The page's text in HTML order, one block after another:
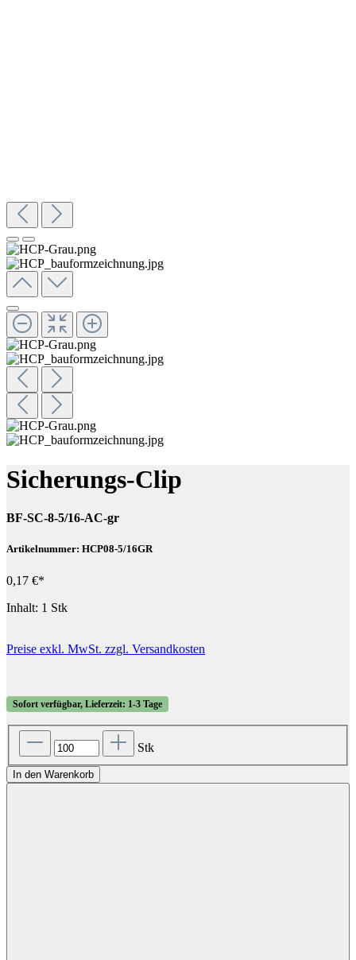
Sicherungs-Clip
BF-SC-8-5/16-AC-gr
Artikelnummer: HCP08-5/16GR
0,17 €*
Inhalt: 1 Stk
Preise exkl. MwSt. zzgl. Versandkosten
Sofort verfügbar, Lieferzeit: 1-3 Tage
Stk
In den Warenkorb